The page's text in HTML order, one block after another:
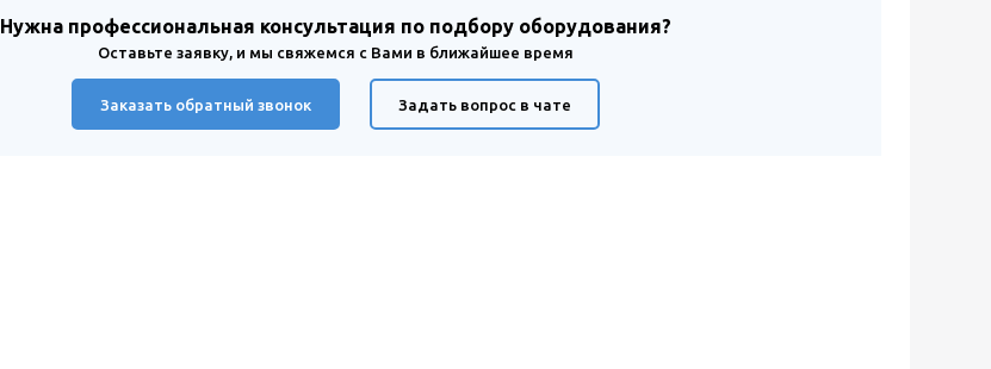
Нужна профессиональная консультация по подбору оборудования?
Оставьте заявку, и мы свяжемся с Вами в ближайшее время
Заказать обратный звонок Задать вопрос в чате